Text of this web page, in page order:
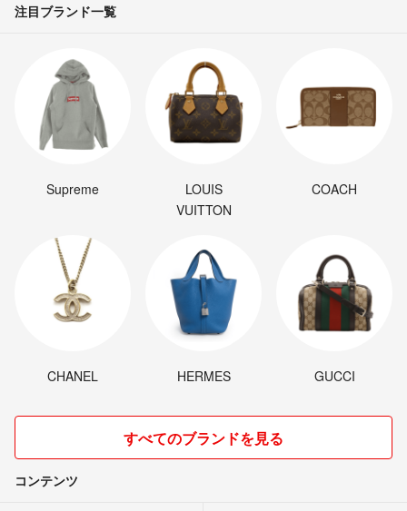
注目ブランド一覧
Supreme
LOUIS
VUITTON
COACH
CHANEL HERMES GUCCI
すべてのブランドを見る
コンテンツ